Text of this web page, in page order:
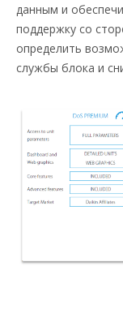
данным и
поддержку со
определить
службы блока и